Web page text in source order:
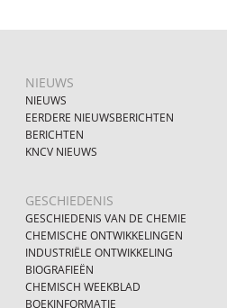
NIEUWS
NIEUWS
EERDERE NIEUWSBERICHTEN
BERICHTEN
KNCV NIEUWS
GESCHIEDENIS
GESCHIEDENIS VAN DE CHEMIE
CHEMISCHE ONTWIKKELINGEN
INDUSTRIËLE ONTWIKKELING
BIOGRAFIEËN
CHEMISCH WEEKBLAD
BOEKINFORMATIE